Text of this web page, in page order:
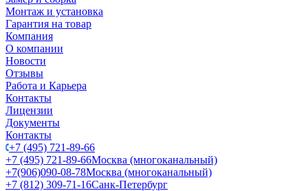
Монтаж и установка
Гарантия на товар
Компания
О компании
Новости
Отзывы
Работа и Карьера
Контакты
Лицензии
Документы
Контакты
+7 (495) 721-89-66
+7 (495) 721-89-66Москва (многоканальный)
+7(906)090-08-78Москва (многоканальный)
+7 (812) 309-71-16Санк-Петербург